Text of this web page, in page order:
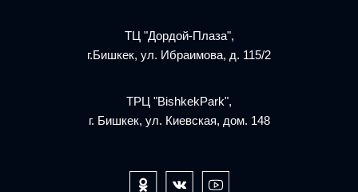
ТЦ "Дордой-Плаза",
г.Бишкек, ул. Ибраимова, д. 115/2
ТРЦ "BishkekPark",
г. Бишкек, ул. Киевская, дом. 148